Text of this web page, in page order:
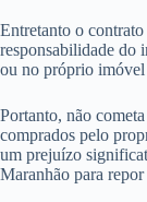
Entretanto o
responsabilidade do
ou no próprio
Portanto, não
comprados pelo
um prejuízo
Maranhão para